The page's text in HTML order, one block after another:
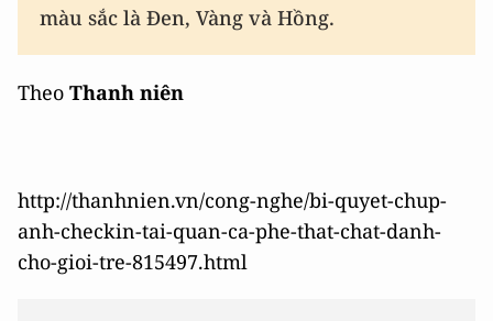
màu sắc là Đen, Vàng và Hồng.
Theo Thanh niên
http://thanhnien.vn/cong-nghe/bi-quyet-chup-
anh-checkin-tai-quan-ca-phe-that-chat-danh-
cho-gioi-tre-815497.html